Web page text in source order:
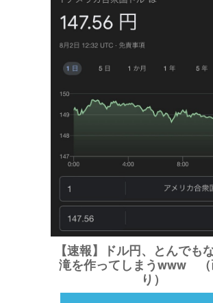
【速報】ドル円、とんでも
滝を作ってしまうwww （
り）